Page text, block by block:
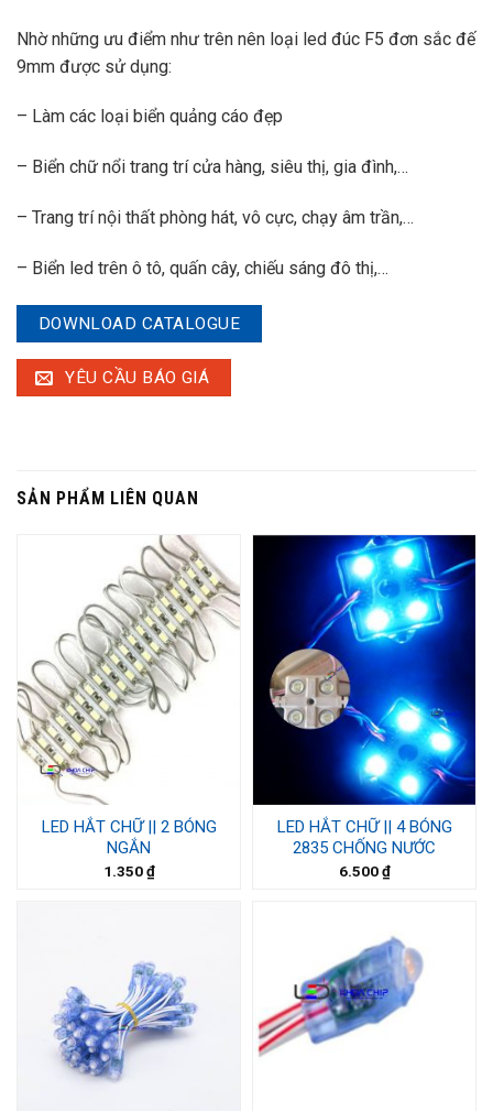
Nhờ những ưu điểm như trên nên loại led đúc F5 đơn sắc đế
9mm được sử dụng:
– Làm các loại biển quảng cáo đẹp
– Biển chữ nổi trang trí cửa hàng, siêu thị, gia đình,…
– Trang trí nội thất phòng hát, vô cực, chạy âm trần,…
– Biển led trên ô tô, quấn cây, chiếu sáng đô thị,…
DOWNLOAD CATALOGUE
YÊU CẦU BÁO GIÁ
SẢN PHẨM LIÊN QUAN
LED HẮT CHỮ || 2 BÓNG
NGẮN
1.350₫
LED HẮT CHỮ || 4 BÓNG
2835 CHỐNG NƯỚC
6.500₫